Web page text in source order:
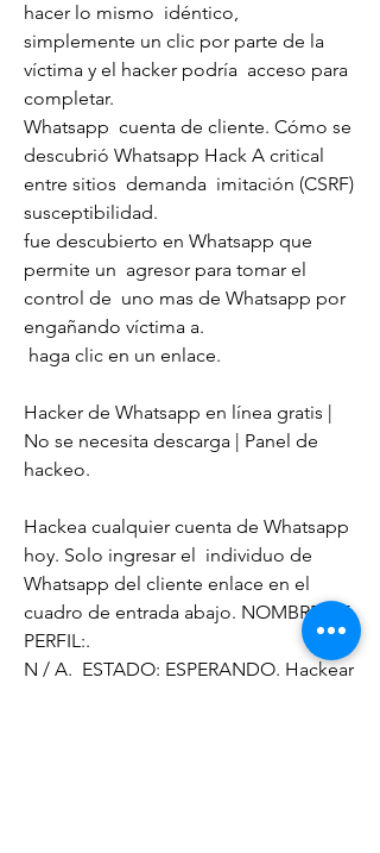
hacer lo mismo  idéntico,
simplemente un clic por parte de la
víctima y el hacker podría  acceso para
completar.
Whatsapp  cuenta de cliente. Cómo se
descubrió Whatsapp Hack A critical
entre sitios  demanda  imitación (CSRF)
susceptibilidad.
fue descubierto en Whatsapp que
permite un  agresor para tomar el
control de  uno mas de Whatsapp por
engañando víctima a.
haga clic en un enlace.
Hacker de Whatsapp en línea gratis |
No se necesita descarga | Panel de
hackeo.
Hackea cualquier cuenta de Whatsapp
hoy. Solo ingresar el  individuo de
Whatsapp del cliente enlace en el
cuadro de entrada abajo. NOMBRE DE
PERFIL:.
N / A.  ESTADO: ESPERANDO. Hackear